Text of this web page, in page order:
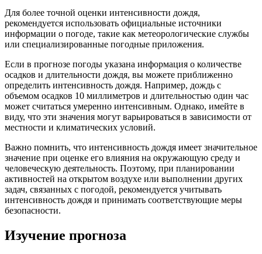
Для более точной оценки интенсивности дождя,
рекомендуется использовать официальные источники
информации о погоде, такие как метеорологические службы
или специализированные погодные приложения.
Если в прогнозе погоды указана информация о количестве
осадков и длительности дождя, вы можете приближенно
определить интенсивность дождя. Например, дождь с
объемом осадков 10 миллиметров и длительностью один час
может считаться умеренно интенсивным. Однако, имейте в
виду, что эти значения могут варьироваться в зависимости от
местности и климатических условий.
Важно помнить, что интенсивность дождя имеет значительное
значение при оценке его влияния на окружающую среду и
человеческую деятельность. Поэтому, при планировании
активностей на открытом воздухе или выполнении других
задач, связанных с погодой, рекомендуется учитывать
интенсивность дождя и принимать соответствующие меры
безопасности.
Изучение прогноза